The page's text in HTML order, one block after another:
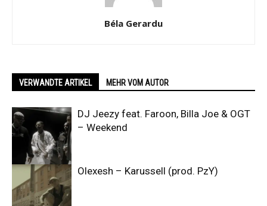
Béla Gerardu
VERWANDTE ARTIKEL MEHR VOM AUTOR
DJ Jeezy feat. Faroon, Billa Joe & OGT
– Weekend
Olexesh – Karussell (prod. PzY)